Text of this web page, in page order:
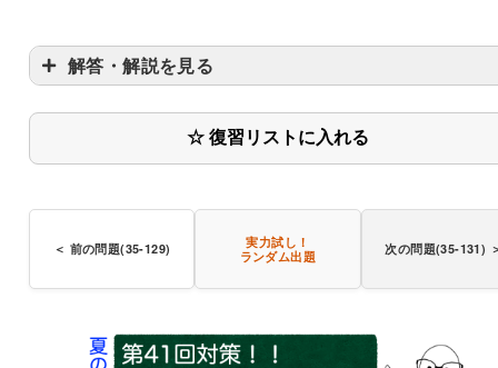
解答・解説を見る
☆ 復習リストに入れる
＜ 前の問題(35-129)
実力試し！
ランダム出題
次の問題(35-131)